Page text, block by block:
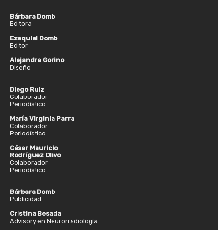
Bárbara Domb
Editora
Ezequiel Domb
Editor
Alejandra Gorino
Diseño
Diego Ruiz
Colaborador
Periodístico
María Virginia Parra
Colaborador
Periodístico
César Mauricio
Rodríguez Olivo
Colaborador
Periodístico
Bárbara Domb
Publicidad
Cristina Besada
Advisory en Neurorradiología